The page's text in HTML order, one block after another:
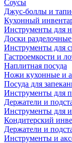
Соусы
Джус-боллы и
Кухонный
Инструменты для
Доски
Инструменты для
Гастроемкости и
Наплитная посуда
Ножи кухонные и
Посуда для
Инструменты для
Держатели и
Инструменты для
Кондитерский
Держатели и
Инструменты и